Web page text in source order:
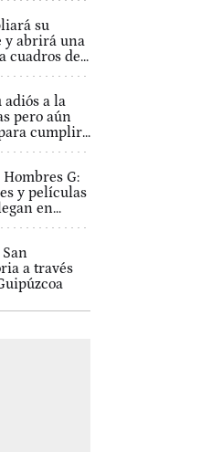
su
y abrirá una
cuadros de...
adiós a la
pero aún
cumplir...
G:
y películas
en...
a través